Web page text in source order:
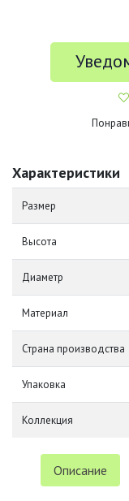
Характеристики
Размер
Высота
Диаметр
Материал
Страна производства
Упаковка
Коллекция
Описание